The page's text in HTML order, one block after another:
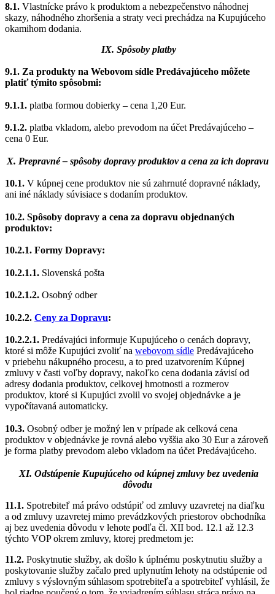
8.1. Vlastnícke právo k produktom a nebezpečenstvo náhodnej
skazy, náhodného zhoršenia a straty veci prechádza na Kupujúceho
okamihom dodania.
IX. Spôsoby platby
9.1. Za produkty na Webovom sídle Predávajúceho môžete
platiť týmito spôsobmi:
9.1.1. platba formou dobierky – cena 1,20 Eur.
9.1.2. platba vkladom, alebo prevodom na účet Predávajúceho –
cena 0 Eur.
X. Prepravné – spôsoby dopravy produktov a cena za ich dopravu
10.1. V kúpnej cene produktov nie sú zahrnuté dopravné náklady,
ani iné náklady súvisiace s dodaním produktov.
10.2. Spôsoby dopravy a cena za dopravu objednaných
produktov:
10.2.1. Formy Dopravy:
10.2.1.1. Slovenská pošta
10.2.1.2. Osobný odber
10.2.2. Ceny za Dopravu:
10.2.2.1. Predávajúci informuje Kupujúceho o cenách dopravy,
ktoré si môže Kupujúci zvoliť na webovom sídle Predávajúceho
v priebehu nákupného procesu, a to pred uzatvorením Kúpnej
zmluvy v časti voľby dopravy, nakoľko cena dodania závisí od
adresy dodania produktov, celkovej hmotnosti a rozmerov
produktov, ktoré si Kupujúci zvolil vo svojej objednávke a je
vypočítavaná automaticky.
10.3. Osobný odber je možný len v prípade ak celková cena
produktov v objednávke je rovná alebo vyššia ako 30 Eur a zároveň
je forma platby prevodom alebo vkladom na účet Predávajúceho.
XI. Odstúpenie Kupujúceho od kúpnej zmluvy bez uvedenia
dôvodu
11.1. Spotrebiteľ má právo odstúpiť od zmluvy uzavretej na diaľku
a od zmluvy uzavretej mimo prevádzkových priestorov obchodníka
aj bez uvedenia dôvodu v lehote podľa čl. XII bod. 12.1 až 12.3
týchto VOP okrem zmluvy, ktorej predmetom je:
11.2. Poskytnutie služby, ak došlo k úplnému poskytnutiu služby a
poskytovanie služby začalo pred uplynutím lehoty na odstúpenie od
zmluvy s výslovným súhlasom spotrebiteľa a spotrebiteľ vyhlásil, že